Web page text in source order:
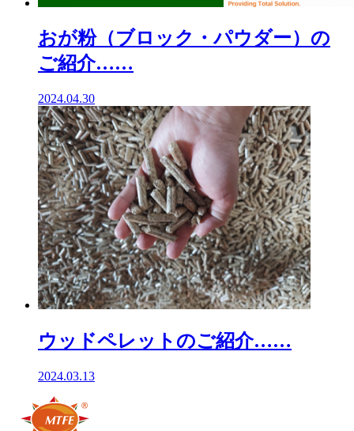
おが粉（ブロック・パウダー）の
ご紹介……
2024.04.30
ウッドペレットのご紹介……
2024.03.13